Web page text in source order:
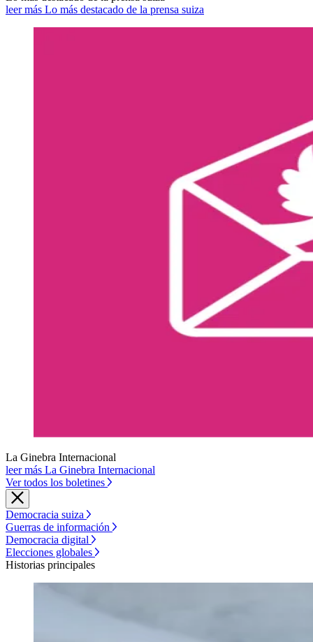
leer más Lo más destacado de la prensa suiza
La Ginebra Internacional
leer más La Ginebra Internacional
Ver todos los boletines
Democracia suiza
Guerras de información
Democracia digital
Elecciones globales
Historias principales